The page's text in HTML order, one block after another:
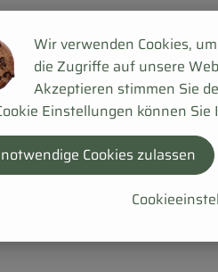
Wir verwenden Cookies,
die Zugriffe auf unsere
Akzeptieren stimmen Sie
Einstellungen können Sie
Cookies zulassen